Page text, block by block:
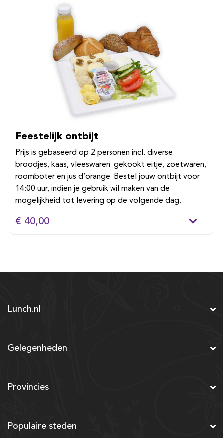
Feestelijk ontbijt
Prijs is gebaseerd op 2 personen incl. diverse
broodjes, kaas, vleeswaren, gekookt eitje, zoetwaren,
roomboter en jus d’orange. Bestel jouw ontbijt voor
14:00 uur, indien je gebruik wil maken van de
mogelijkheid tot levering op de volgende dag.
€ 40,00
Lunch.nl
Gelegenheden
Provincies
Populaire steden